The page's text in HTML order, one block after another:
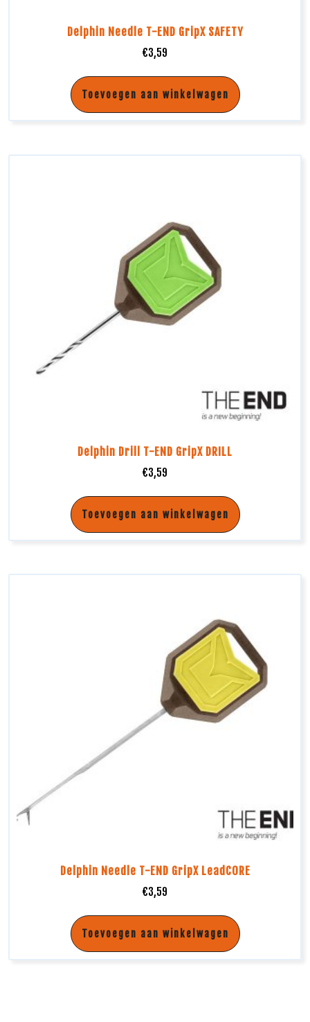
Delphin Needle T-END GripX SAFETY
€3,59
Toevoegen aan winkelwagen
Delphin Drill T-END GripX DRILL
€3,59
Toevoegen aan winkelwagen
Delphin Needle T-END GripX LeadCORE
€3,59
Toevoegen aan winkelwagen